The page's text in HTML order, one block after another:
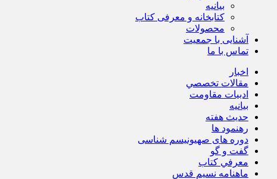
بيانيه
کتابخانه و معرفی کتاب
محصولات
آشنایی با جمعیت
تماس با ما
اخبار
مقالات تخصصي
ادبيات مقاومت
بيانيه
حديث هفته
رهنمود ها
دوره های صهیونیسم شناسی
گفت و گو
معرفي كتاب
ماهنامه نسيم قدس